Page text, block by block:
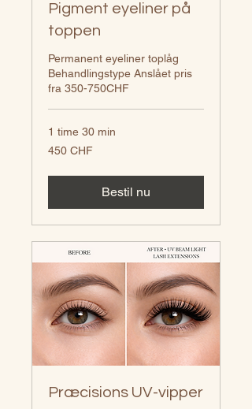
Pigment eyeliner på
toppen
Permanent eyeliner toplåg
Behandlingstype Anslået pris
fra 350-750CHF
1 time 30 min
450
schweizerfranc
450 CHF
Bestil nu
Præcisions UV-vipper